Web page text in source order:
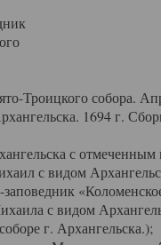
Троицкого собора.
1694 г.
с
с видом
с видом
г. Архангельска.);